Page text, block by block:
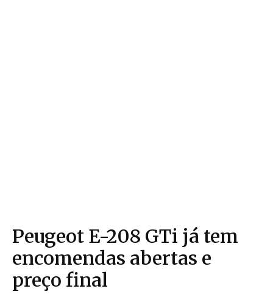
Peugeot E-208 GTi já tem
encomendas abertas e
preço final